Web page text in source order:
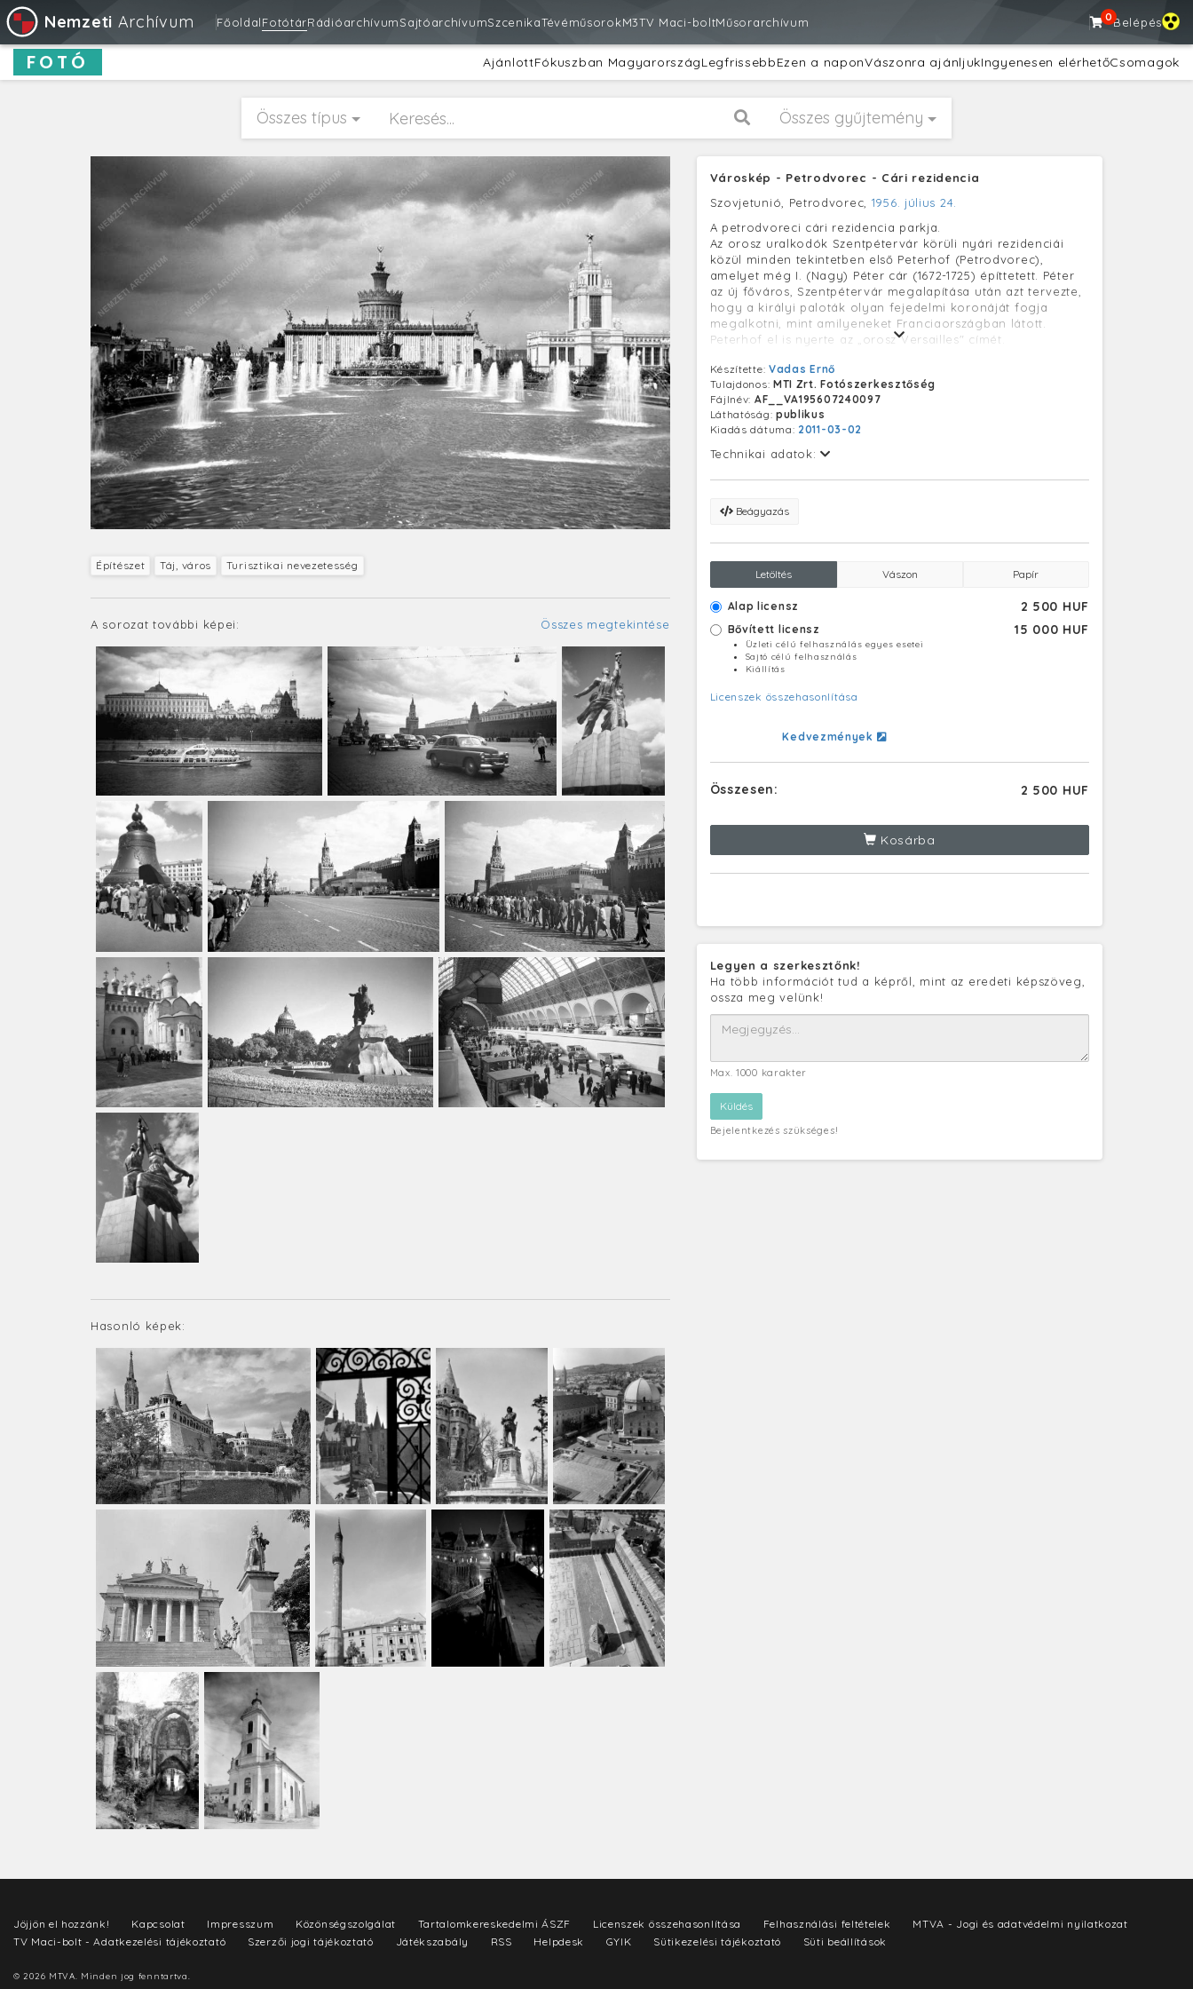
Nemzeti Archívum FőoldalFotótárRádióarchívumSajtóarchívumSzcenikaTévéműsorokM3TV Maci-boltMűsorarchívum 0Belépés
FOTÓ AjánlottFókuszban MagyarországLegfrissebbEzen a naponVászonra ajánljukIngyenesen elérhetőCsomagok
Összes típus Összes gyűjtemény
Építészet Táj, város Turisztikai nevezetesség
A sorozat további képei: Összes megtekintése
Hasonló képek:
Városkép - Petrodvorec - Cári rezidencia
Szovjetunió, Petrodvorec, 1956. július 24.
A petrodvoreci cári rezidencia parkja.
Az orosz uralkodók Szentpétervár körüli nyári rezidenciái
közül minden tekintetben első Peterhof (Petrodvorec),
amelyet még I. (Nagy) Péter cár (1672-1725) építtetett. Péter
az új főváros, Szentpétervár megalapítása után azt tervezte,
hogy a királyi paloták olyan fejedelmi koronáját fogja
megalkotni, mint amilyeneket Franciaországban látott.
Peterhof el is nyerte az „orosz Versailles" címét.
Készítette: Vadas Ernő
Tulajdonos: MTI Zrt. Fotószerkesztőség
Fájlnév: AF__VA195607240097
Láthatóság: publikus
Kiadás dátuma: 2011-03-02
Technikai adatok:
Beágyazás
Letöltés Vászon Papír
Alap licensz 2 500 HUF
Bővített licensz 15 000 HUF
Üzleti célú felhasználás egyes esetei
Sajtó célú felhasználás
Kiállítás
Licenszek összehasonlítása
Kedvezmények
Összesen: 2 500 HUF
Kosárba
Legyen a szerkesztőnk!
Ha több információt tud a képről, mint az eredeti képszöveg,
ossza meg velünk!
Max. 1000 karakter
Bejelentkezés szükséges!
Jöjjön el hozzánk! Kapcsolat Impresszum Közönségszolgálat Tartalomkereskedelmi ÁSZF Licenszek összehasonlítása Felhasználási feltételek
MTVA - Jogi és adatvédelmi nyilatkozat
TV Maci-bolt - Adatkezelési tájékoztató
Szerzői jogi tájékoztató Játékszabály RSS Helpdesk GYIK Sütikezelési tájékoztató Süti beállítások
© 2026 MTVA. Minden jog fenntartva.